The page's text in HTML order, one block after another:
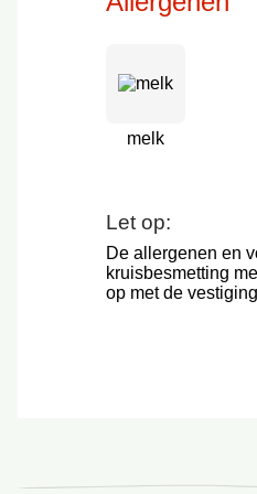
melk
Let op:
De allergenen en
kruisbesmetting
op met de